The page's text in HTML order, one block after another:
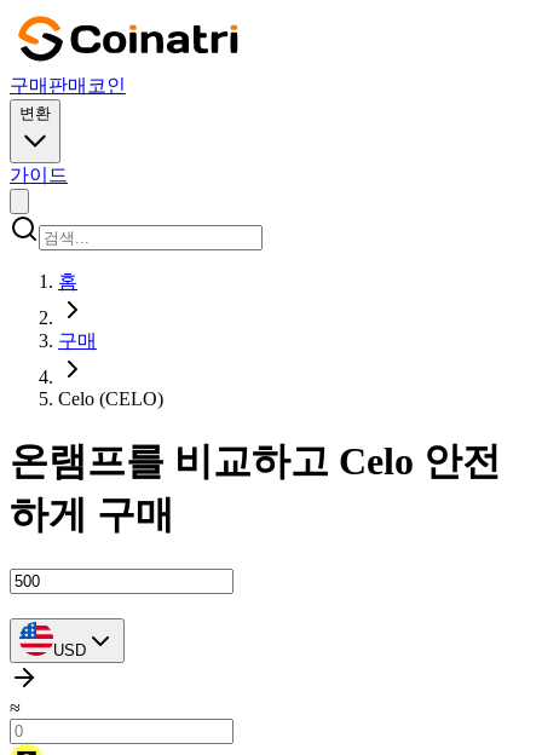
구매 판매 코인
변환
가이드
홈
구매
Celo (CELO)
온램프를 비교하고 Celo 안전
하게 구매
USD
≈